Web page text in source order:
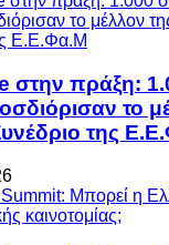
στην πράξη:
το
της